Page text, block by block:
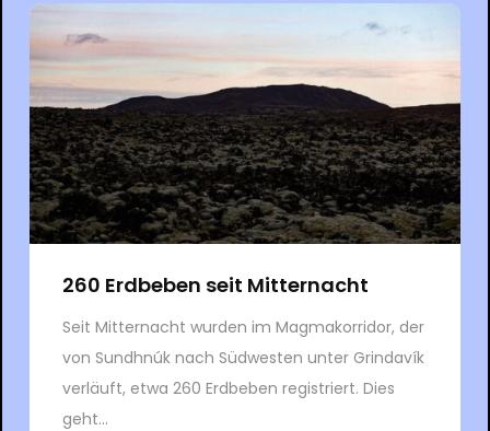
260 Erdbeben seit Mitternacht
Seit Mitternacht wurden im Magmakorridor, der
von Sundhnúk nach Südwesten unter Grindavík
verläuft, etwa 260 Erdbeben registriert. Dies
geht...